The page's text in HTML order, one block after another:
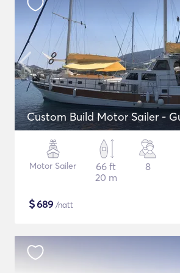
Custom Build Motor Sailer -
Motor Sailer
66 ft
20 m
8
$689 /natt